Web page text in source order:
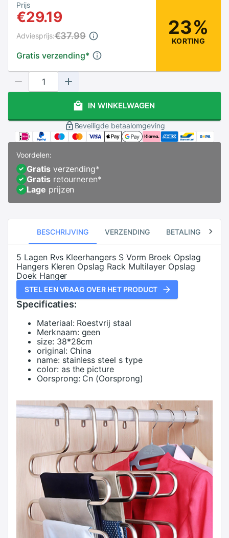
Prijs
€29.19
Gratis verzending*
Adviesprijs:€37.99 23%
KORTING
IN WINKELWAGEN
Beveiligde betaalomgeving
Voordelen:
Gratisverzending*
Gratisretourneren*
Lage prijzen
BESCHRIJVING VERZENDING BETALING
5 Lagen Rvs Kleerhangers S Vorm Broek Opslag
Hangers Kleren Opslag Rack Multilayer Opslag
Doek Hanger
STEL EEN VRAAG OVER HET PRODUCT
Specificaties:
Materiaal: Roestvrij staal
Merknaam: geen
size: 38*28cm
original: China
name: stainless steel s type
color: as the picture
Oorsprong: Cn (Oorsprong)